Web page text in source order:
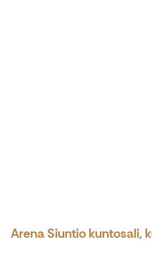
Arena Siuntio kuntosali,